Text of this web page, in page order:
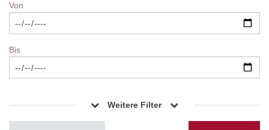
Von
Bis
Weitere Filter